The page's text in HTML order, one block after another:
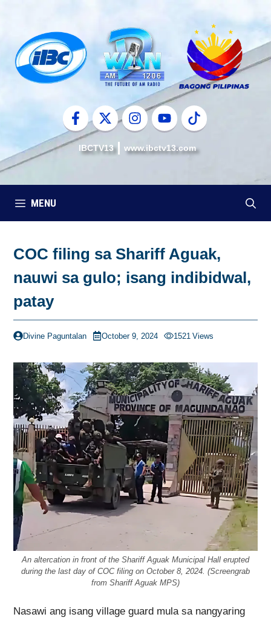
content
IBCTV13 www.ibctv13.com
MENU
COC filing sa Shariff Aguak,
nauwi sa gulo; isang indibidwal,
patay
Divine Paguntalan October 9, 2024 1521 Views
An altercation in front of the Shariff Aguak Municipal Hall erupted
during the last day of COC filing on October 8, 2024. (Screengrab
from Shariff Aguak MPS)
Nasawi ang isang village guard mula sa nangyaring